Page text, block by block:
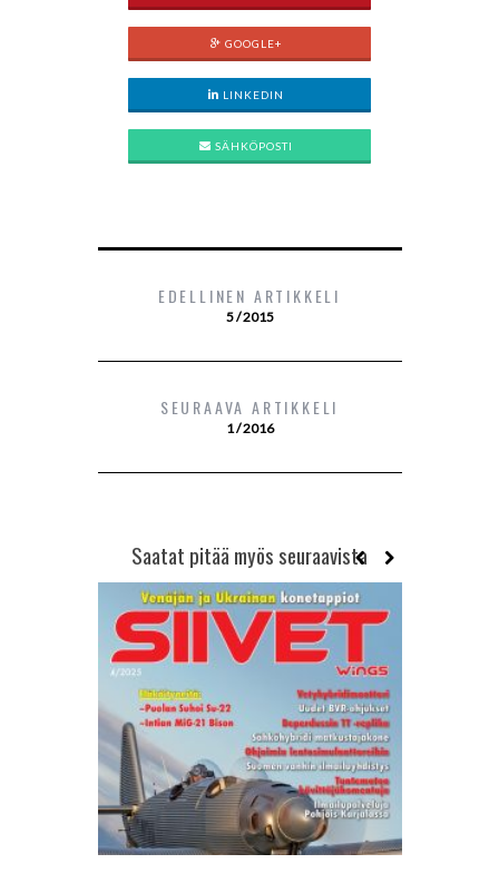
GOOGLE+
LINKEDIN
SÄHKÖPOSTI
EDELLINEN ARTIKKELI
5 / 2015
SEURAAVA ARTIKKELI
1 / 2016
Saatat pitää myös seuraavista